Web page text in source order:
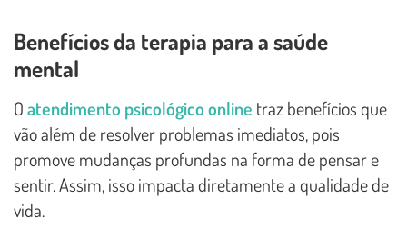
Benefícios da terapia para a saúde
mental
Oatendimento psicológico online traz benefícios que
vão além de resolver problemas imediatos, pois
promove mudanças profundas na forma de pensar e
sentir. Assim, isso impacta diretamente a qualidade de
vida.